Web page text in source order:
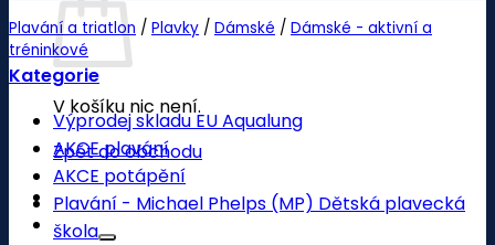
V košíku nic není.
Zpět do obchodu
Plavání a triatlon / Plavky / Dámské / Dámské - aktivní a
tréninkové
Kategorie
Výprodej skladu EU Aqualung
AKCE plavání
AKCE potápění
Plavání - Michael Phelps (MP) Dětská plavecká
škola